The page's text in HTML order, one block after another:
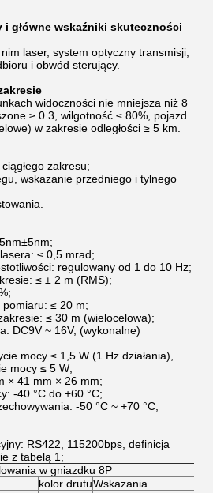
i główne wskaźniki skuteczności
laser, system optyczny transmisji,
i obwód sterujący.
widoczności nie mniejsza niż 8
≥ 0.3, wilgotność ≤ 80%, pojazd
w zakresie odległości ≥ 5 km.
zakresu;
wskazanie przedniego i tylnego
≤ 0,5 mrad;
regulowany od 1 do 10 Hz;
≤ ± 2 m (RMS);
≤ 20 m;
≤ 30 m (wielocelowa);
DC9V ~ 16V; (wykonalne)
mocy ≤ 1,5 W (1 Hz działania),
mocy ≤ 5 W;
× 41 mm × 26 mm;
-40 °C do +60 °C;
-50 °C ~ +70 °C;
RS422, 115200bps, definicja
z tabelą 1;
w gniazdku 8P
kolor drutuWskazania